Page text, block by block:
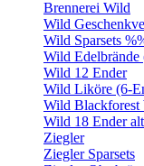
Brennerei Wild
Wild
Wild Sparsets
Wild Edelbrände
Wild 12 Ender
Wild Liköre (6-
Wild Blackforest
Wild 18 Ender
Ziegler
Ziegler Sparsets